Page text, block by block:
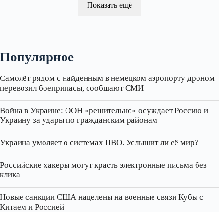
Показать ещё
Популярное
Самолёт рядом с найденным в немецком аэропорту дроном
перевозил боеприпасы, сообщают СМИ
Война в Украине: ООН «решительно» осуждает Россию и
Украину за удары по гражданским районам
Украина умоляет о системах ПВО. Услышит ли её мир?
Российские хакеры могут красть электронные письма без
клика
Новые санкции США нацелены на военные связи Кубы с
Китаем и Россией